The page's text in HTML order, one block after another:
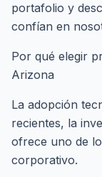
portafolio y
confían en
Por qué elegir
Arizona
La adopción
recientes, la
ofrece uno de
corporativo.